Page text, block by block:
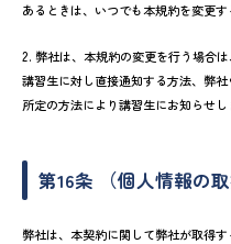
あるときは、いつでも本規約を変更す
2. 弊社は、本規約の変更を行う場合
講習生に対し直接通知する方法、弊
所定の方法により講習生にお知らせし
第16条 （個人情報の取
弊社は、本契約に関して弊社が取得